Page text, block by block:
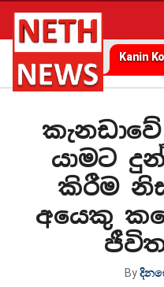
Kanin
යාමට
කිරීම
අයෙකු
By